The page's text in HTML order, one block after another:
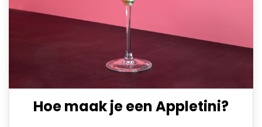
Hoe maak je een Appletini?